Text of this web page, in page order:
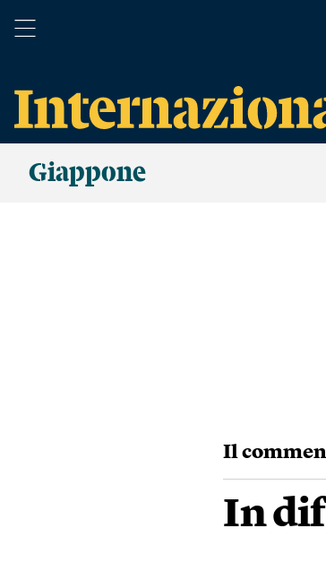
Giappone
Il
In